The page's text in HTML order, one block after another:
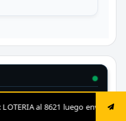
ya: ANIMAL al 8621 jugada